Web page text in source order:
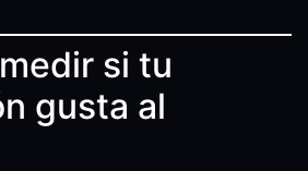
si tu
gusta al